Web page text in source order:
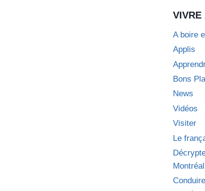
VIVRE
A boire
Applis
Bons
News
Vidéos
Visiter
Le
Montréal